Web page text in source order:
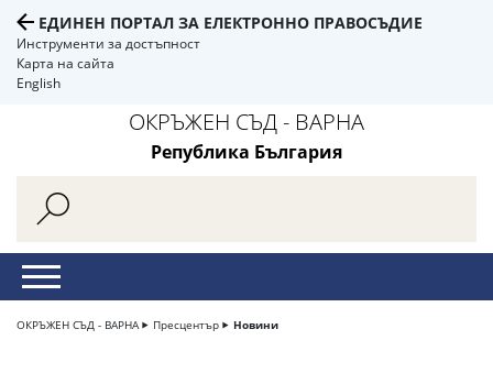
ЕДИНЕН ПОРТАЛ ЗА ЕЛЕКТРОННО ПРАВОСЪДИЕ
Инструменти за достъпност
Карта на сайта
English
ОКРЪЖЕН СЪД - ВАРНА
Република България
ОКРЪЖЕН СЪД - ВАРНА Пресцентър Новини